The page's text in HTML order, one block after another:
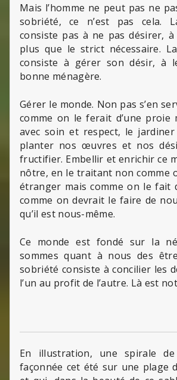
Mais l’homme ne peut pas ne
sobriété, ce n’est pas cela.
consiste pas à ne pas désirer,
plus que le strict nécessaire.
consiste à gérer son désir, à
bonne ménagère.
Gérer le monde. Non pas s’en
comme on le ferait d’une proie
avec soin et respect, le
planter nos œuvres et nos
fructifier. Embellir et enrichir ce
nôtre, en le traitant non comme
étranger mais comme on le fait
comme on devrait le faire de
qu’il est nous-même.
Ce monde est fondé sur la
sommes quant à nous des
sobriété consiste à concilier les
l’un au profit de l’autre. Là est
En illustration, une spirale
façonnée cet été sur une plage